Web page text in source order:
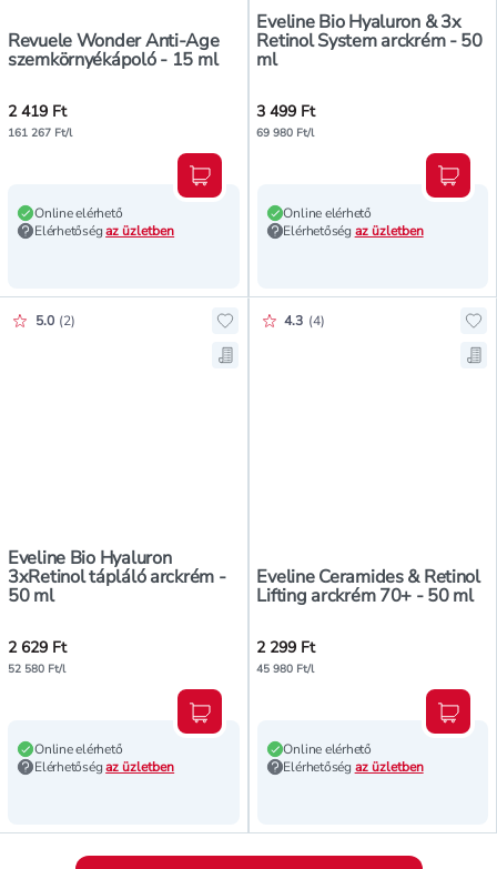
Revuele Wonder Anti-Age
szemkörnyékápoló - 15 ml
2 419 Ft
161 267 Ft/l
Online elérhető
Elérhetőségaz üzletben
Kosárba teszem
Eveline Bio Hyaluron & 3x
Retinol System arckrém - 50
ml
3 499 Ft
69 980 Ft/l
Online elérhető
Elérhetőség az üzletben
Eveline Bio Hyaluron
3xRetinol tápláló arckrém -
50 ml
Értékelés pontszáma:
5.0 (2)
Hozzáadás a kedvencekhez,
Mentés a bevásárló listára,
2 629 Ft
52 580 Ft/l
Online elérhető
Elérhetőségaz üzletben
Kosárba teszem
Eveline Ceramides & Retinol
Lifting arckrém 70+ - 50 ml
Értékelés pontszáma:
4.3 (4)
2 299 Ft
45 980 Ft/l
Online elérhető
Elérhetőség az üzletben